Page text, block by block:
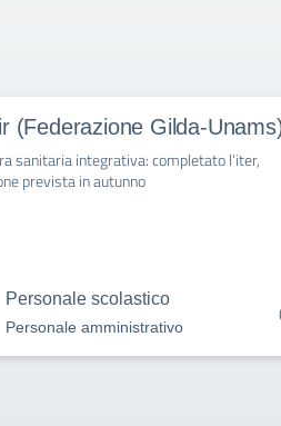
(Federazione Gilda-
sanitaria integrativa: completato l’iter,
prevista in autunno
Personale scolastico
Personale amministrativo